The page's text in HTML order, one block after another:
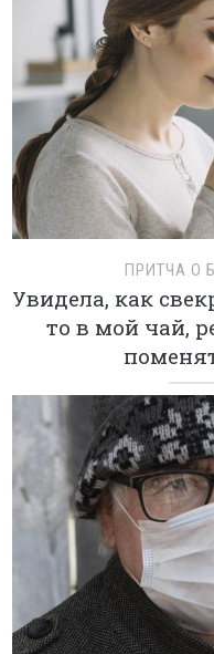
ПРИТЧА О
Увидела, как
то в мой чай,